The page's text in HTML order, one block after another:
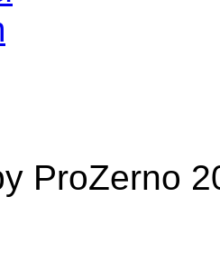
ProZerno